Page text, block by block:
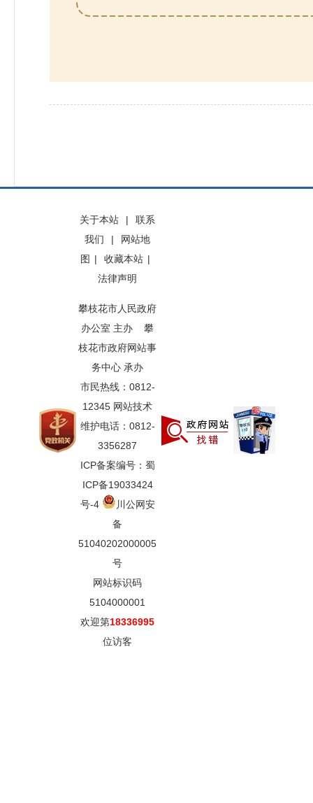
关于本站 |
联系
我们
|
网站地
图 | 收藏本站 |
法律声明
攀枝花市人民政府
办公室 主办 攀
枝花市政府网站事
务中心 承办
市民热线：0812-
12345 网站技术
维护电话：0812-
3356287
ICP备案编号：蜀
ICP备19033424
号-4
川公网安
备
51040202000005
号
网站标识码
5104000001
欢迎第18336995
位访客